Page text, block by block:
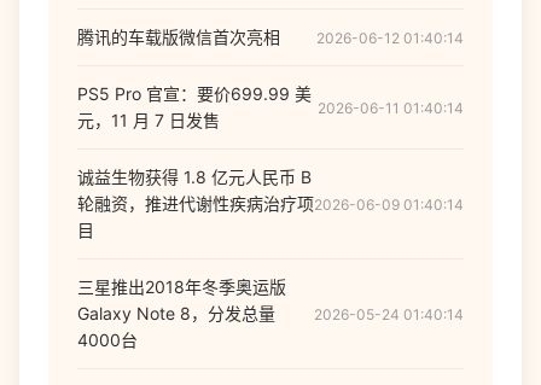
腾讯的车载版微信首次亮相 2026-06-12 01:40:14
PS5 Pro 官宣：要价699.99 美
元，11 月 7 日发售
2026-06-11 01:40:14
诚益生物获得 1.8 亿元人民币 B
轮融资，推进代谢性疾病治疗项
目
2026-06-09 01:40:14
三星推出2018年冬季奥运版
Galaxy Note 8，分发总量
4000台
2026-05-24 01:40:14